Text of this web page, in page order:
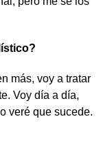
más, voy a tratar
Voy día a día,
veré que sucede.